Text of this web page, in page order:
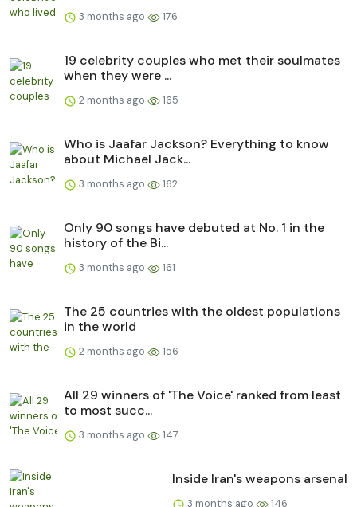
3 months ago 176
19 celebrity couples who met their soulmates
when they were ...
2 months ago 165
Who is Jaafar Jackson? Everything to know
about Michael Jack...
3 months ago 162
Only 90 songs have debuted at No. 1 in the
history of the Bi...
3 months ago 161
The 25 countries with the oldest populations
in the world
2 months ago 156
All 29 winners of 'The Voice' ranked from least
to most succ...
3 months ago 147
Inside Iran's weapons arsenal
3 months ago 146